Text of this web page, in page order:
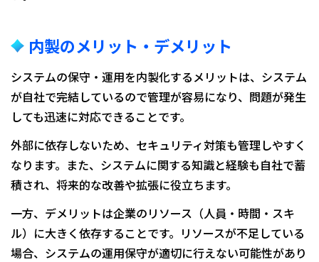
内製のメリット・デメリット
システムの保守・運用を内製化するメリットは、システム
が自社で完結しているので管理が容易になり、問題が発生
しても迅速に対応できることです。
外部に依存しないため、セキュリティ対策も管理しやすく
なります。また、システムに関する知識と経験も自社で蓄
積され、将来的な改善や拡張に役立ちます。
一方、デメリットは企業のリソース（人員・時間・スキ
ル）に大きく依存することです。リソースが不足している
場合、システムの運用保守が適切に行えない可能性があり